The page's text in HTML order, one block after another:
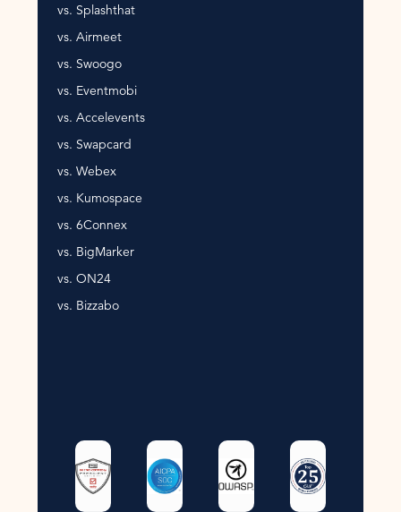
vs. Splashthat
vs. Airmeet
vs. Swoogo
vs. Eventmobi
vs. Accelevents
vs. Swapcard
vs. Webex
vs. Kumospace
vs. 6Connex
vs. BigMarker
vs. ON24
vs. Bizzabo